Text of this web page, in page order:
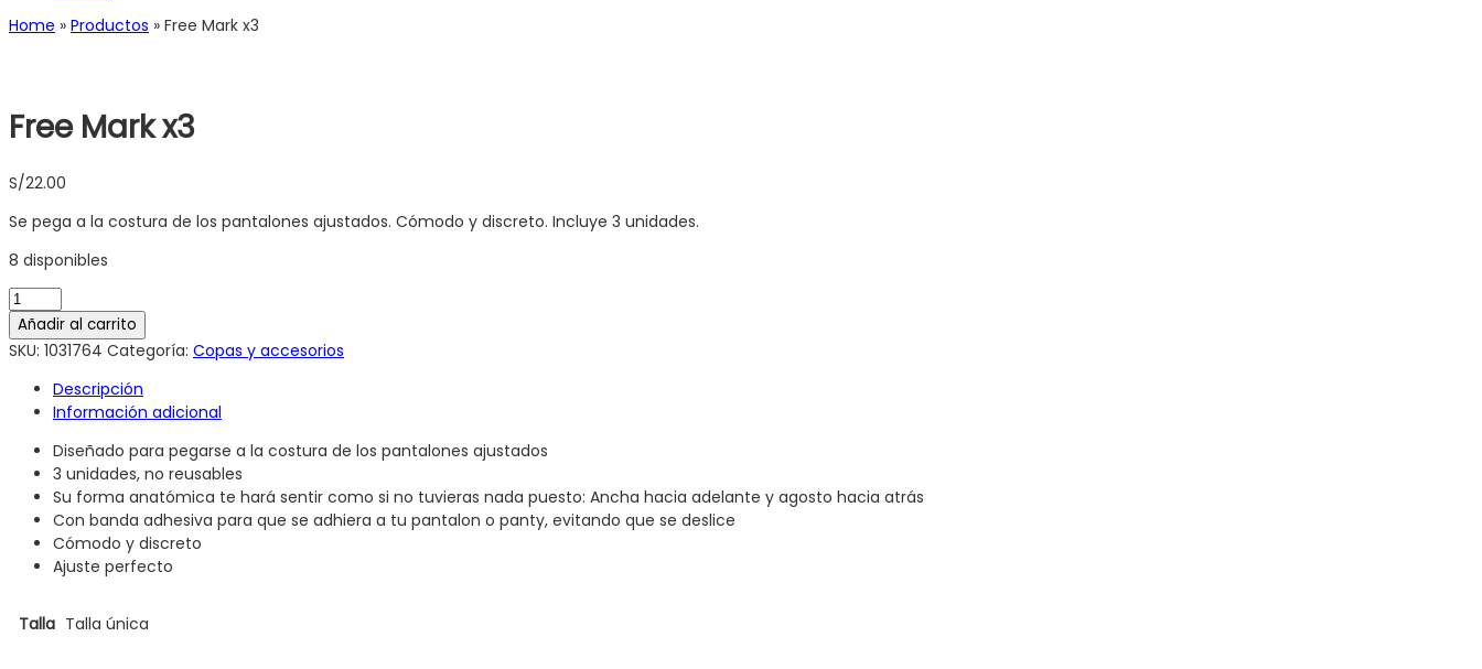
Home » Productos » Free Mark x3
Free Mark x3
S/22.00
Se pega a la costura de los pantalones ajustados. Cómodo y discreto. Incluye 3 unidades.
8 disponibles
Añadir al carrito
SKU: 1031764 Categoría: Copas y accesorios
Descripción
Información adicional
Diseñado para pegarse a la costura de los pantalones ajustados
3 unidades, no reusables
Su forma anatómica te hará sentir como si no tuvieras nada puesto: Ancha hacia adelante y agosto hacia atrás
Con banda adhesiva para que se adhiera a tu pantalon o panty, evitando que se deslice
Cómodo y discreto
Ajuste perfecto
Talla Talla única